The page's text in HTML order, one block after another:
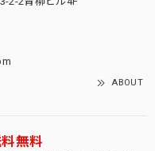
ABOUT
無料